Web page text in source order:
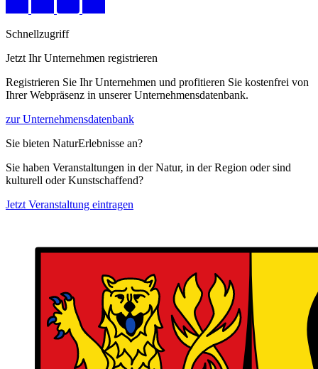
Schnellzugriff
Jetzt Ihr Unternehmen registrieren
Registrieren Sie Ihr Unternehmen und profitieren Sie kostenfrei von
Ihrer Webpräsenz in unserer Unternehmensdatenbank.
zur Unternehmensdatenbank
Sie bieten NaturErlebnisse an?
Sie haben Veranstaltungen in der Natur, in der Region oder sind
kulturell oder Kunstschaffend?
Jetzt Veranstaltung eintragen